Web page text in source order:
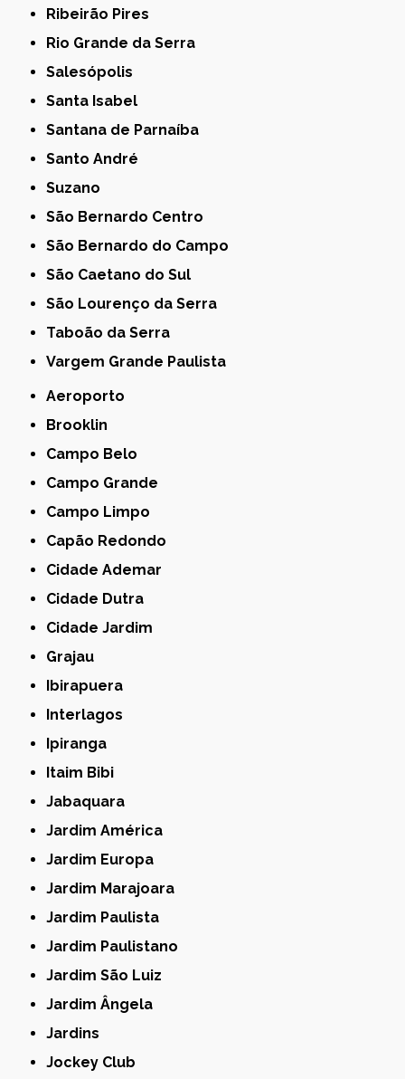
Ribeirão Pires
Rio Grande da Serra
Salesópolis
Santa Isabel
Santana de Parnaíba
Santo André
Suzano
São Bernardo Centro
São Bernardo do Campo
São Caetano do Sul
São Lourenço da Serra
Taboão da Serra
Vargem Grande Paulista
Aeroporto
Brooklin
Campo Belo
Campo Grande
Campo Limpo
Capão Redondo
Cidade Ademar
Cidade Dutra
Cidade Jardim
Grajau
Ibirapuera
Interlagos
Ipiranga
Itaim Bibi
Jabaquara
Jardim América
Jardim Europa
Jardim Marajoara
Jardim Paulista
Jardim Paulistano
Jardim São Luiz
Jardim Ângela
Jardins
Jockey Club